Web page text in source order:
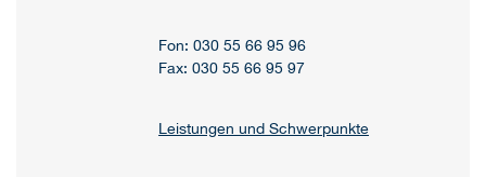
Fon: 030 55 66 95 96
Fax: 030 55 66 95 97
Leistungen und Schwerpunkte